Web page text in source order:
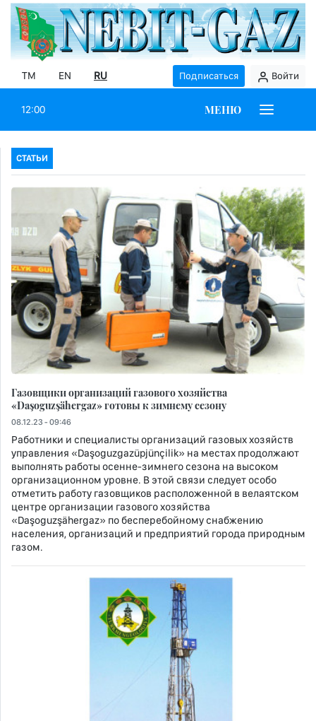
TM EN RU Подписаться Войти
12:00 МЕНЮ
СТАТЬИ
Газовщики организаций газового хозяйства
«Daşoguzşähergaz» готовы к зимнему сезону
08.12.23 - 09:46
Работники и специалисты организаций газовых хозяйств
управления «Daşoguzgazüpjünçilik» на местах продолжают
выполнять работы осенне-зимнего сезона на высоком
организационном уровне. В этой связи следует особо
отметить работу газовщиков расположенной в велаятском
центре организации газового хозяйства
«Daşoguzşähergaz» по бесперебойному снабжению
населения, организаций и предприятий города природным
газом.